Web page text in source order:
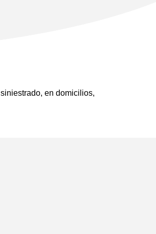
siniestrado, en domicilios,